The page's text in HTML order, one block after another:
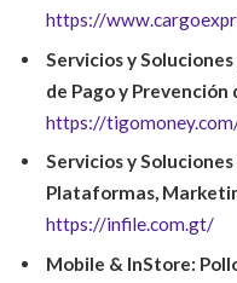
https://
Servicios y
de Pago y Prevención
https://
Servicios y
Plataformas,
https://infile.com.gt/
Mobile & InStore: